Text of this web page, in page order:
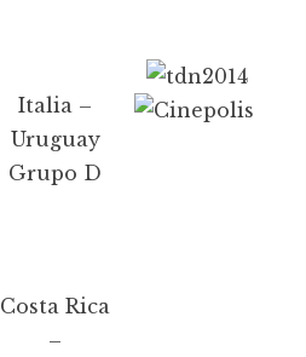
Italia –
Uruguay
Grupo D
Costa Rica
–